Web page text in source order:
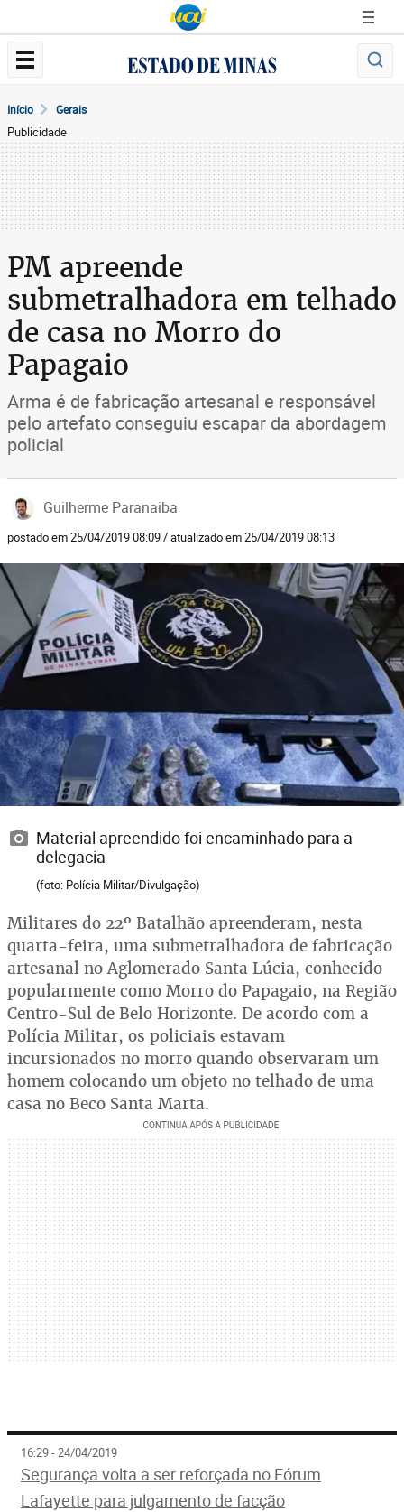
Início Gerais
Publicidade
PM apreende
submetralhadora em telhado
de casa no Morro do
Papagaio
Arma é de fabricação artesanal e responsável
pelo artefato conseguiu escapar da abordagem
policial
Guilherme Paranaiba
postado em 25/04/2019 08:09 / atualizado em 25/04/2019 08:13
Material apreendido foi encaminhado para a
delegacia
(foto: Polícia Militar/Divulgação)
Militares do 22º Batalhão apreenderam, nesta
quarta-feira, uma submetralhadora de fabricação
artesanal no Aglomerado Santa Lúcia, conhecido
popularmente como Morro do Papagaio, na Região
Centro-Sul de Belo Horizonte. De acordo com a
Polícia Militar, os policiais estavam
incursionados no morro quando observaram um
homem colocando um objeto no telhado de uma
casa no Beco Santa Marta.
16:29 - 24/04/2019
Segurança volta a ser reforçada no Fórum
Lafayette para julgamento de facção